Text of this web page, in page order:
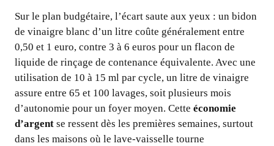
Sur le plan budgétaire, l’écart saute aux yeux : un bidon
de vinaigre blanc d’un litre coûte généralement entre
0,50 et 1 euro, contre 3 à 6 euros pour un flacon de
liquide de rinçage de contenance équivalente. Avec une
utilisation de 10 à 15 ml par cycle, un litre de vinaigre
assure entre 65 et 100 lavages, soit plusieurs mois
d’autonomie pour un foyer moyen. Cette économie
d’argent se ressent dès les premières semaines, surtout
dans les maisons où le lave-vaisselle tourne